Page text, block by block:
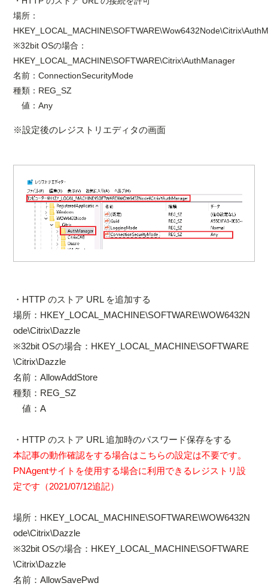
場所：
※32bit OSの場合：
HKEY_LOCAL_MACHINE\SOFTWARE\Citrix\AuthManager
名前：ConnectionSecurityMode
種類：REG_SZ
値：Any
​※設定後のレジストリエディタの画面
・HTTP のストア URL を追加する
場所：HKEY_LOCAL_MACHINE\SOFTWARE\WOW6432N
ode\Citrix\Dazzle
※32bit OSの場合：HKEY_LOCAL_MACHINE\SOFTWARE
\Citrix\Dazzle
名前：AllowAddStore
種類：REG_SZ
値：A
・HTTP のストア URL 追加時のパスワード保存をする
本記事の動作確認をする場合はこちらの設定は不要です。
PNAgentサイトを使用する場合に利用できるレジストリ設
定です（2021/07/12追記）
場所：HKEY_LOCAL_MACHINE\SOFTWARE\WOW6432N
ode\Citrix\Dazzle
※32bit OSの場合：HKEY_LOCAL_MACHINE\SOFTWARE
\Citrix\Dazzle
名前：AllowSavePwd